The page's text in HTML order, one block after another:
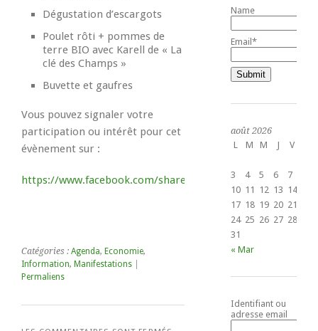
Dégustation d’escargots
Poulet rôti + pommes de
terre BIO avec Karell de « La
clé des Champs »
Buvette et gaufres
Vous pouvez signaler votre
participation ou intérêt pour cet
évènement sur :
https://www.facebook.com/share/pfjCgVK8T7DCQ49f
Catégories : Agenda, Economie,
Information, Manifestations
Permaliens
Name
Email*
août 2026
L
M M J V
3
4 5 6 7
10 11 12 13 14
17 18 19 20 21
24 25 26 27 28
31
« Mar
Identifiant ou
adresse email